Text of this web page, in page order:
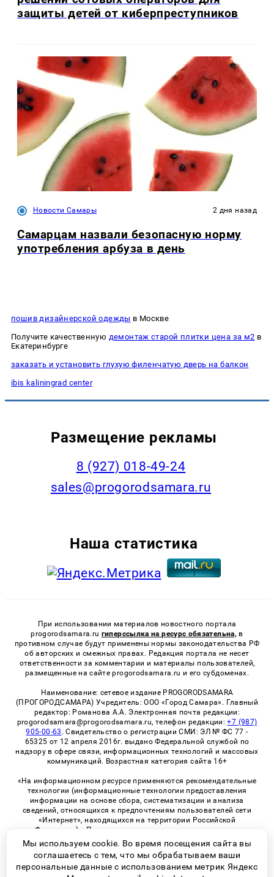
защиты детей от киберпреступников
Новости Самары 2 дня назад
Самарцам назвали безопасную норму
употребления арбуза в день
пошив дизайнерской одежды в Москве
Получите качественную демонтаж старой плитки цена за м2 в
Екатеринбурге
заказать и установить глухую филенчатую дверь на балкон
ibis kaliningrad center
Размещение рекламы
8 (927) 018-49-24
sales@progorodsamara.ru
Наша статистика
При использовании материалов новостного портала
progorodsamara.ru гиперссылка на ресурс обязательна, в
противном случае будут применены нормы законодательства РФ
об авторских и смежных правах. Редакция портала не несет
ответственности за комментарии и материалы пользователей,
размещенные на сайте progorodsamara.ru и его субдоменах.
Наименование: сетевое издание PROGORODSAMARA
(ПРОГОРОДСАМАРА) Учредитель: ООО «Город Самара». Главный
редактор: Романова А.А. Электронная почта редакции:
progorodsamara@progorodsamara.ru, телефон редакции:+7 (987)
905-00-63 . Свидетельство о регистрации СМИ: ЭЛ № ФС 77 -
65325 от 12 апреля 2016г. выдано Федеральной службой по
надзору в сфере связи, информационных технологий и массовых
коммуникаций. Возрастная категория сайта 16+
«На информационном ресурсе применяются рекомендательные
технологии (информационные технологии предоставления
информации на основе сбора, систематизации и анализа
сведений, относящихся к предпочтениям пользователей сети
«Интернет», находящихся на территории Российской
Федерации)». Правила применения рекомендательных
технологий в виджетах рекламно-обменной сети
«СМИ2» (PDF)
Мы используем cookie. Во время посещения сайта вы
соглашаетесь с тем, что мы обрабатываем ваши
персональные данные с использованием метрик Яндекс